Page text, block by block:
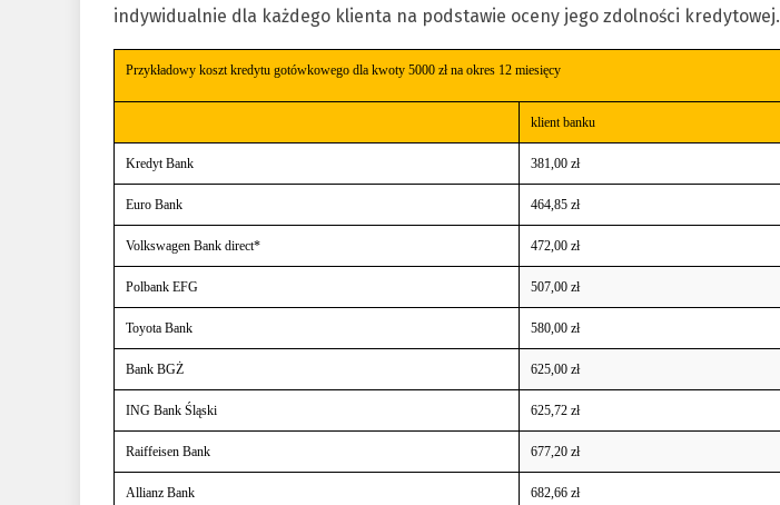
indywidualnie dla każdego klienta na podstawie oceny jego zdolności kredytowej.
Przykładowy koszt kredytu gotówkowego dla kwoty 5000 zł na okres 12 miesięcy
klient banku
Kredyt Bank 381,00 zł
Euro Bank 464,85 zł
Volkswagen Bank direct* 472,00 zł
Polbank EFG 507,00 zł
Toyota Bank 580,00 zł
Bank BGŻ 625,00 zł
ING Bank Śląski 625,72 zł
Raiffeisen Bank 677,20 zł
Allianz Bank 682,66 zł